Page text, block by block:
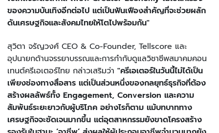
ของความบันเทิงอีกต่อไป แต่เป็นฟันเฟืองสำคัญที่จะช่วยผลัก
ดันเศรษฐกิจและสังคมไทยให้โตไปพร้อมกัน"
สุวิตา จรัญวงศ์ CEO & Co-Founder, Tellscore และ
อุปนายกด้านจรรยาบรรณและการกำกับดูแลวิชาชีพสมาคมคอน
เทนต์ครีเอเตอร์ไทย กล่าวเสริมว่า "ครีเอเตอร์ในวันนี้ไม่ได้เป็น
เพียงช่องทางสื่อสาร แต่เป็นส่วนหนึ่งของกลยุทธ์ธุรกิจที่ต้อง
สร้างผลลัพธ์ทั้ง Engagement, Conversion และความ
สัมพันธ์ระยะยาวกับผู้บริโภค อย่างไรก็ตาม แม้บทบาททาง
เศรษฐกิจจะชัดเจนมากขึ้น แต่อุตสาหกรรมยังขาดโครงสร้าง